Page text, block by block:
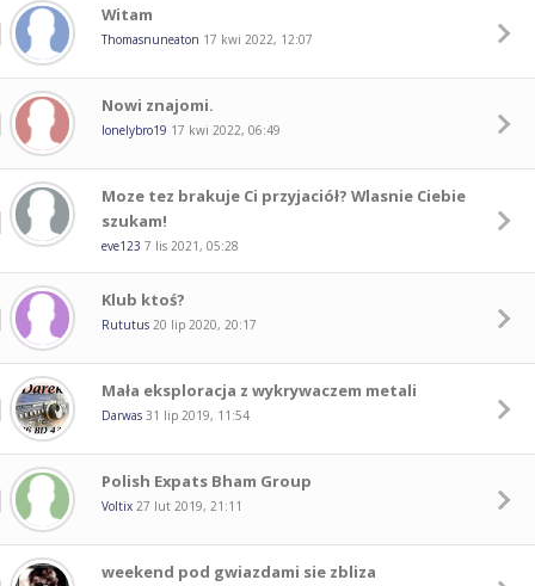
Witam
Thomasnuneaton 17 kwi 2022, 12:07
Nowi znajomi.
lonelybro19 17 kwi 2022, 06:49
Moze tez brakuje Ci przyjaciół? Wlasnie Ciebie
szukam!
eve123 7 lis 2021, 05:28
Klub ktoś?
Rututus 20 lip 2020, 20:17
Mała eksploracja z wykrywaczem metali
Darwas 31 lip 2019, 11:54
Polish Expats Bham Group
Voltix 27 lut 2019, 21:11
weekend pod gwiazdami sie zbliza